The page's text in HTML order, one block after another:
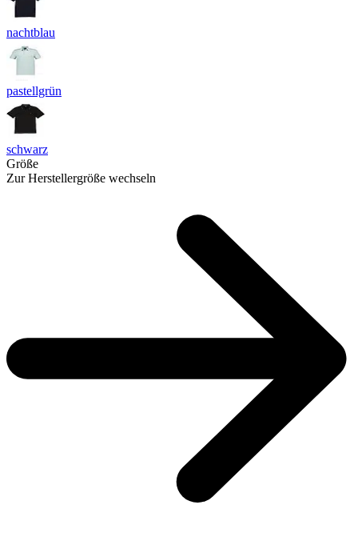
nachtblau
pastellgrün
schwarz
Größe
Zur Herstellergröße wechseln